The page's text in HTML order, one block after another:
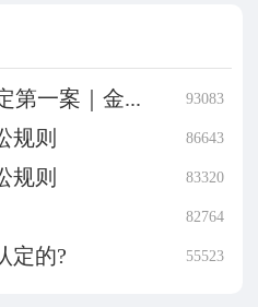
第一案｜金... 93083
规则 86643
规则 83320
82764
定的? 55523